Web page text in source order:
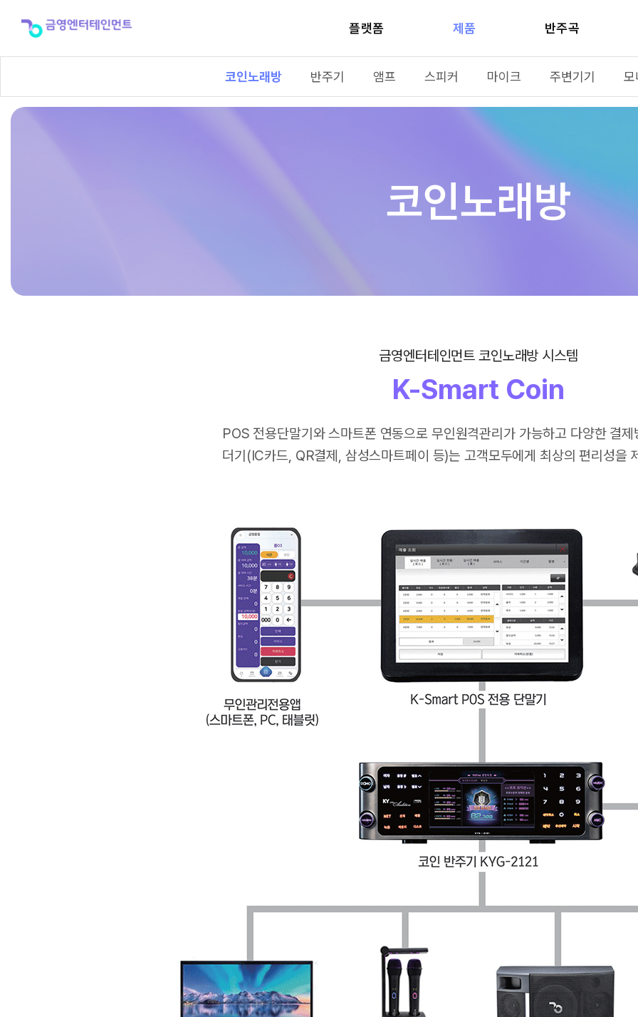
플랫폼 제품
코인노래방 반주기 앰프 스피커 마이크 주변기기 모
반주곡
코인노래방
금영엔터테인먼트 코인노래방 시스템
K-Smart Coin
POS 전용단말기와 스마트폰 연동으로 무인원격관리가 가능하고 다양한 결
더기(IC카드, QR결제, 삼성스마트페이 등)는 고객모두에게 최상의 편리성을